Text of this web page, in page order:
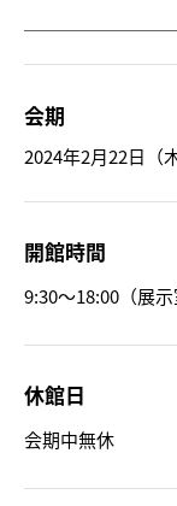
会期
2024年2月22日（
開館時間
9:30～18:00（展示
休館日
会期中無休